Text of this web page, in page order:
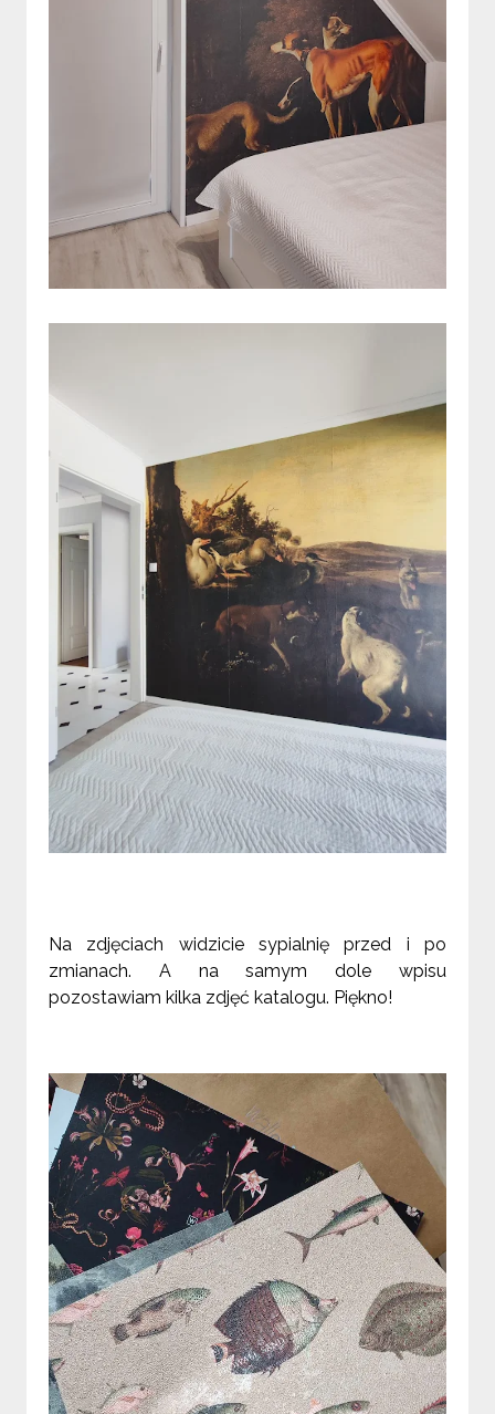
Na zdjęciach widzicie sypialnię przed i po
zmianach. A na samym dole wpisu
pozostawiam kilka zdjęć katalogu. Piękno!